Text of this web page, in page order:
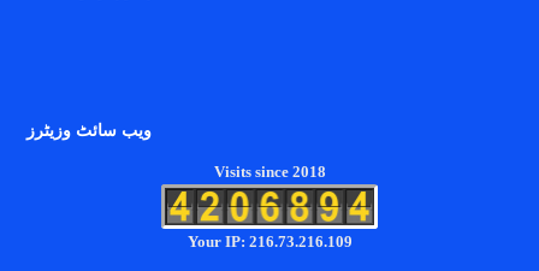
ویب سائٹ وزیٹرز
Visits since 2018
Your IP: 216.73.216.109